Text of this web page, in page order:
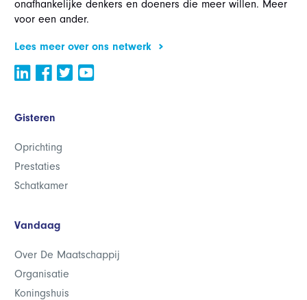
onafhankelijke denkers en doeners die meer willen. Meer
voor een ander.
Lees meer over ons netwerk
Gisteren
Oprichting
Prestaties
Schatkamer
Vandaag
Over De Maatschappij
Organisatie
Koningshuis